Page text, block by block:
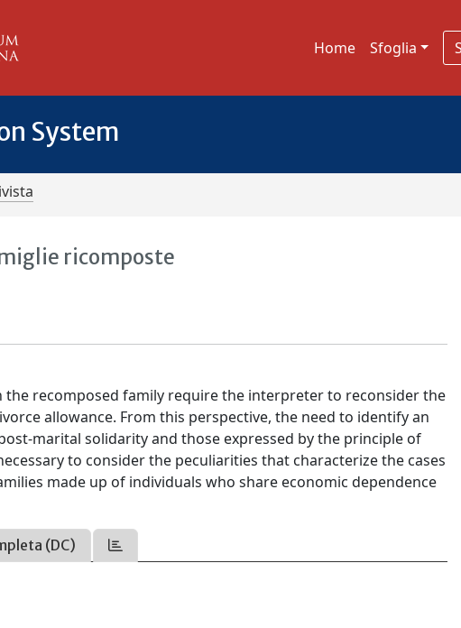
Home Sfoglia
System
ricomposte
recomposed family require the interpreter to reconsider the
allowance. From this perspective, the need to identify an
marital solidarity and those expressed by the principle of
to consider the peculiarities that characterize the cases
made up of individuals who share economic dependence
(DC)